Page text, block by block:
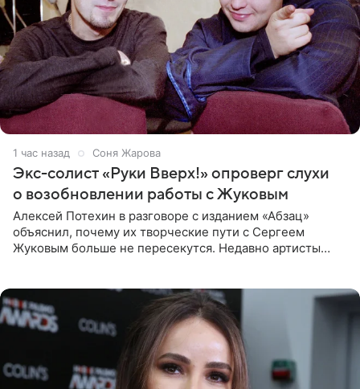
1 час назад Соня Жарова
Экс-солист «Руки Вверх!» опроверг слухи
о возобновлении работы с Жуковым
Алексей Потехин в разговоре с изданием «Абзац»
объяснил, почему их творческие пути с Сергеем
Жуковым больше не пересекутся. Недавно артисты